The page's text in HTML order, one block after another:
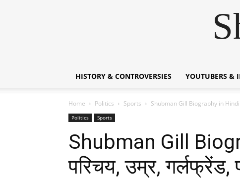
HISTORY & CONTROVERSIES YOUTUBERS &
Home Politics Sports Shubman Gill Biography in Hindi
Politics Sports
Shubman Gill
परिचय, उम्र, गर्लफ्रेंड,